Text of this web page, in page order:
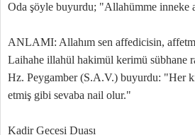
Oda şöyle buyurdu; "Allahümme
ANLAMI: Allahım sen affedicisin,
Laihahe illahül hakimül kerimü sübhane
Hz. Peygamber (S.A.V.) buyurdu: "Her
etmiş gibi sevaba nail olur."
Kadir Gecesi Duası